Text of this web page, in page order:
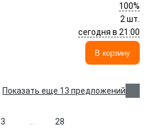
100%
2 шт.
сегодня в 21:00
В корзину
Показать еще 13 предложений
3 28